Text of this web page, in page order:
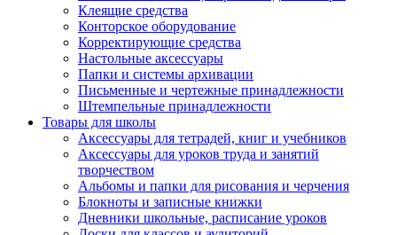
Клеящие средства
Конторское оборудование
Корректирующие средства
Настольные аксессуары
Папки и системы архивации
Письменные и чертежные принадлежности
Штемпельные принадлежности
Товары для школы
Аксессуары для тетрадей, книг и учебников
Аксессуары для уроков труда и занятий
творчеством
Альбомы и папки для рисования и черчения
Блокноты и записные книжки
Дневники школьные, расписание уроков